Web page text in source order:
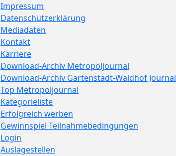
Impressum
Datenschutzerklärung
Mediadaten
Kontakt
Karriere
Download-Archiv Metropoljournal
Download-Archiv Gartenstadt-Waldhof Journal
Top Metropoljournal
Kategorieliste
Erfolgreich werben
Gewinnspiel Teilnahmebedingungen
Login
Auslagestellen